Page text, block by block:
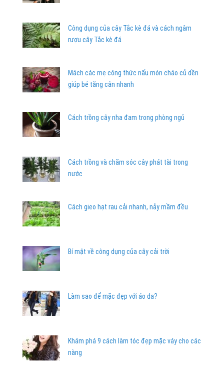
Công dụng của cây Tắc kè đá và cách ngâm
rượu cây Tắc kè đá
Mách các mẹ công thức nấu món cháo củ dền
giúp bé tăng cân nhanh
Cách trồng cây nha đam trong phòng ngủ
Cách trồng và chăm sóc cây phát tài trong
nước
Cách gieo hạt rau cải nhanh, nảy mầm đều
Bí mật về công dụng của cây cải trời
Làm sao để mặc đẹp với áo da?
Khám phá 9 cách làm tóc đẹp mặc váy cho các
nàng